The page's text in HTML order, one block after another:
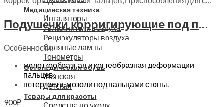
Медицинская техника
Ингаляторы
Увлажнители воздуха
Рециркуляторы воздуха
Соляные лампы
Тонометры
Ортопедическая обувь
Женская
Детская
Товары для красоты
Средства по уходу
Подушечки корригирующие под пальцы Trives, СТ-36
Особенности:
молоткообразная и когтеобразная деформации
пальцев;
потертости, мозоли под пальцами стопы.
900₽